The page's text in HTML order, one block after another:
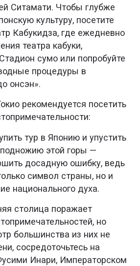
Ситамати. Чтобы глубже
культуру, посетите
Кабукидза, где ежедневно
театра кабуки,
сумо или попробуйте
процедуры в
онсэн».
рекомендуется посетить
тур в Японию и упустить
этой горы —
досадную ошибку, ведь
символ страны, но и
национального духа.
столица поражает
но
большинства из них не
сосредоточьтесь на
Инари, Императорском